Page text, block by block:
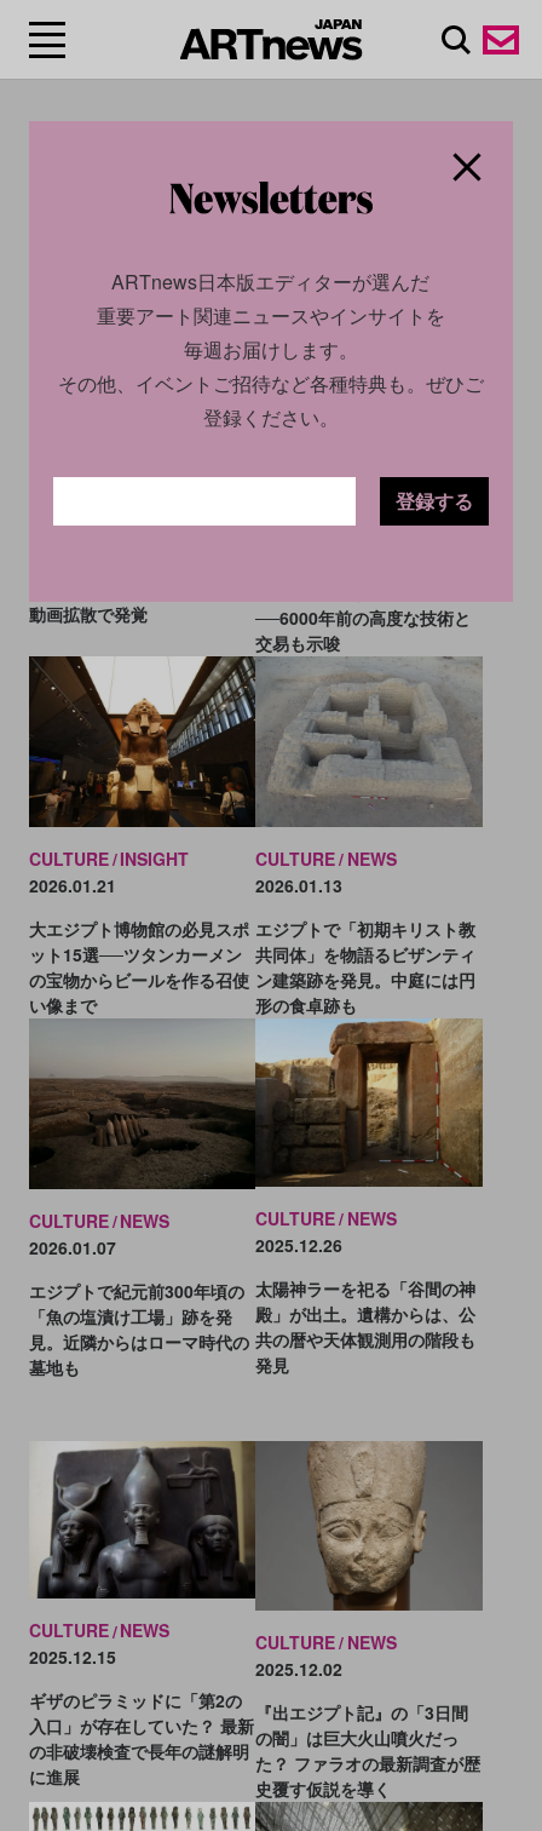
#古代エジプト/ Ancient
2026.03.03
動画拡散で発覚
NEWS
2026.02.12
──6000年前の高度な技術と
交易も示唆
CULTURE INSIGHT
2026.01.21
大エジプト博物館の必見スポ
ット15選──ツタンカーメン
の宝物からビールを作る召使
い像まで
CULTURE NEWS
2026.01.13
エジプトで「初期キリスト教
共同体」を物語るビザンティ
ン建築跡を発見。中庭には円
形の食卓跡も
CULTURE NEWS
2026.01.07
エジプトで紀元前300年頃の
「魚の塩漬け工場」跡を発
見。近隣からはローマ時代の
墓地も
CULTURE NEWS
2025.12.26
太陽神ラーを祀る「谷間の神
殿」が出土。遺構からは、公
共の暦や天体観測用の階段も
発見
CULTURE NEWS
2025.12.15
ギザのピラミッドに「第2の
入口」が存在していた？ 最新
の非破壊検査で長年の謎解明
に進展
CULTURE NEWS
2025.12.02
『出エジプト記』の「3日間
の闇」は巨大火山噴火だっ
た？ ファラオの最新調査が歴
史覆す仮説を導く
ARTnews日本版エディターが選んだ
重要アート関連ニュースやインサイトを
毎週お届けします。
その他、イベントご招待など各種特典も。ぜひご
登録ください。
登録する